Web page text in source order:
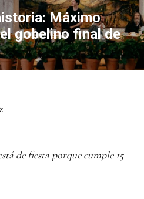
Máximo
gobelino final de
de fiesta porque cumple 15